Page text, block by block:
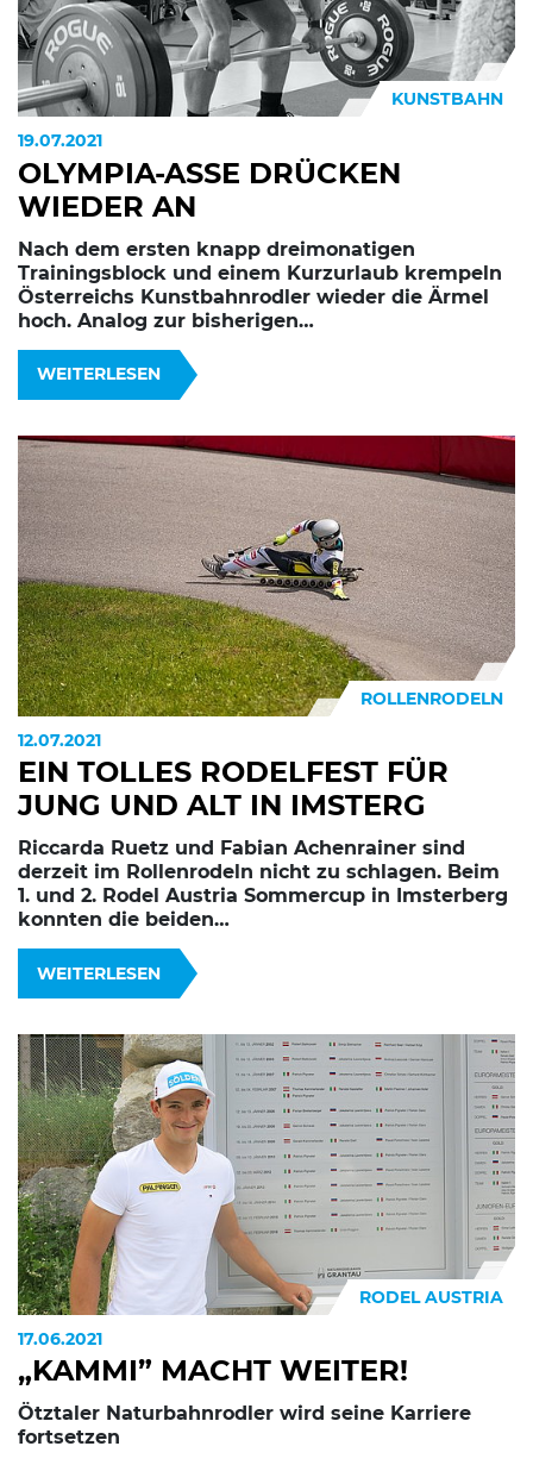
KUNSTBAHN
19.07.2021
OLYMPIA-ASSE DRÜCKEN
WIEDER AN
Nach dem ersten knapp dreimonatigen
Trainingsblock und einem Kurzurlaub krempeln
Österreichs Kunstbahnrodler wieder die Ärmel
hoch. Analog zur bisherigen…
WEITERLESEN
ROLLENRODELN
12.07.2021
EIN TOLLES RODELFEST FÜR
JUNG UND ALT IN IMSTERG
Riccarda Ruetz und Fabian Achenrainer sind
derzeit im Rollenrodeln nicht zu schlagen. Beim
1. und 2. Rodel Austria Sommercup in Imsterberg
konnten die beiden…
WEITERLESEN
RODEL AUSTRIA
17.06.2021
„KAMMI” MACHT WEITER!
Ötztaler Naturbahnrodler wird seine Karriere
fortsetzen